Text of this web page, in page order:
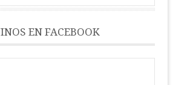
EN FACEBOOK